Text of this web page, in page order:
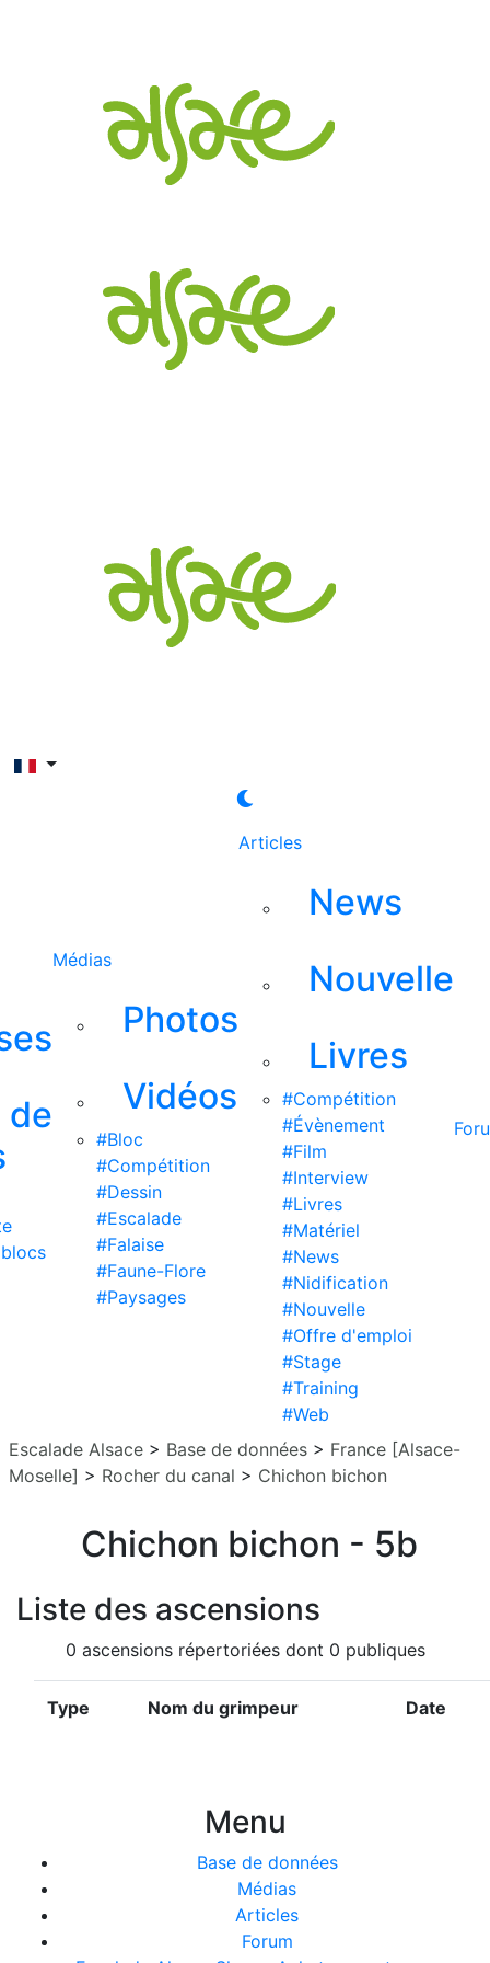
de
Médias
Photos
Vidéos
#Bloc
#Compétition
#Dessin
#Escalade
#Falaise
#Faune-Flore
#Paysages
Articles
News
Nouvelle
Livres
#Compétition
#Évènement
#Film
#Interview
#Livres
#Matériel
#News
#Nidification
#Nouvelle
#Offre d'emploi
#Stage
#Training
#Web
Escalade Alsace > Base de données > France [Alsace-
Moselle] > Rocher du canal > Chichon bichon
Chichon bichon - 5b
Liste des ascensions
0 ascensions répertoriées dont 0 publiques
Type Nom du grimpeur Date
Menu
Base de données
Médias
Articles
Forum